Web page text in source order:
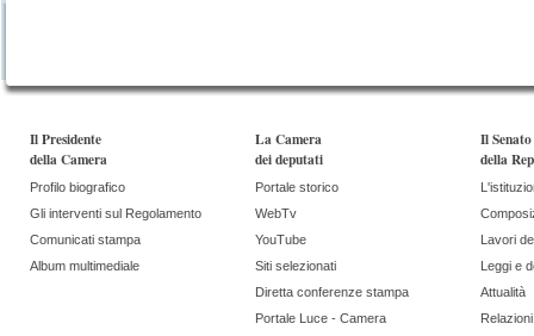
Il Presidente
della Camera
Profilo biografico
Gli interventi sul Regolamento
Comunicati stampa
Album multimediale
La Camera
dei deputati
Portale storico
WebTv
YouTube
Siti selezionati
Diretta conferenze stampa
Portale Luce - Camera
Il Senato
della
Lavori
Leggi e
Attualità